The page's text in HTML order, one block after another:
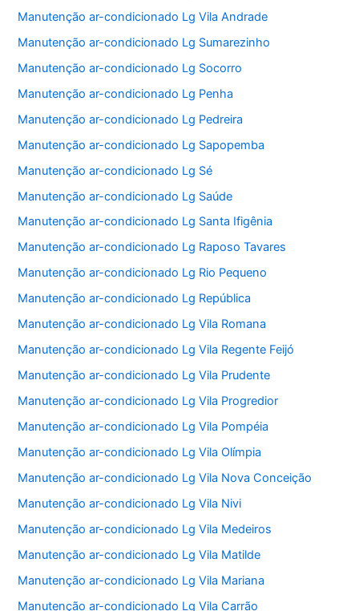
Manutenção ar-condicionado Lg Vila Andrade
Manutenção ar-condicionado Lg Sumarezinho
Manutenção ar-condicionado Lg Socorro
Manutenção ar-condicionado Lg Penha
Manutenção ar-condicionado Lg Pedreira
Manutenção ar-condicionado Lg Sapopemba
Manutenção ar-condicionado Lg Sé
Manutenção ar-condicionado Lg Saúde
Manutenção ar-condicionado Lg Santa Ifigênia
Manutenção ar-condicionado Lg Raposo Tavares
Manutenção ar-condicionado Lg Rio Pequeno
Manutenção ar-condicionado Lg República
Manutenção ar-condicionado Lg Vila Romana
Manutenção ar-condicionado Lg Vila Regente Feijó
Manutenção ar-condicionado Lg Vila Prudente
Manutenção ar-condicionado Lg Vila Progredior
Manutenção ar-condicionado Lg Vila Pompéia
Manutenção ar-condicionado Lg Vila Olímpia
Manutenção ar-condicionado Lg Vila Nova Conceição
Manutenção ar-condicionado Lg Vila Nivi
Manutenção ar-condicionado Lg Vila Medeiros
Manutenção ar-condicionado Lg Vila Matilde
Manutenção ar-condicionado Lg Vila Mariana
Manutenção ar-condicionado Lg Vila Carrão